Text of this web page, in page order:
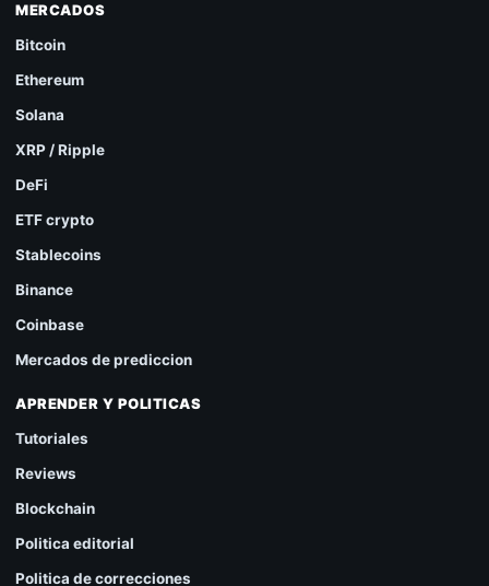
MERCADOS
Bitcoin
Ethereum
Solana
XRP / Ripple
DeFi
ETF crypto
Stablecoins
Binance
Coinbase
Mercados de prediccion
APRENDER Y POLITICAS
Tutoriales
Reviews
Blockchain
Politica editorial
Politica de correcciones